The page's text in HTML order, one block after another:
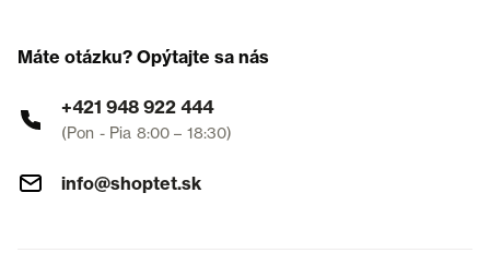
Máte otázku? Opýtajte sa nás
+421 948 922 444
(Pon - Pia 8:00 – 18:30)
info@shoptet.sk